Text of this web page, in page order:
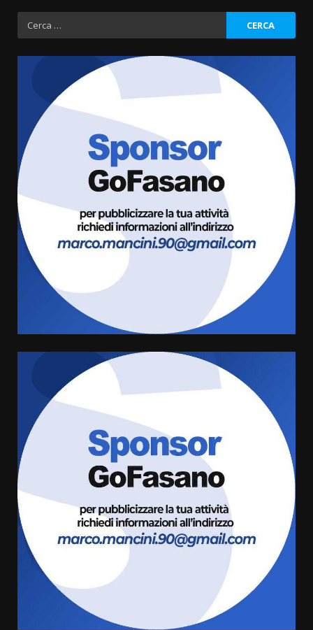
Ricerca
per:
3
Politiche Giovanili e Mobilità
Sostenibile: premiati gli studenti
universitari del bando “La strada
giusta”
8 Agosto 2026 07:15
“I Contestatori: Musica di
Rivoluzione”: nuovo
appuntamento con “Fasano in
Banda”
7 Agosto 2026 06:05
US Fasano, Scianaro: “Profonda
amarezza per esclusione dal
campionato di calcio”
Fasanese ferito a colpi di arma
da fuoco
6 Agosto 2026 18:13
Carta d’identità: continua il piano
di aperture straordinarie del
Comune di Fasano
6 Agosto 2026 14:16
La Banda Città di Fasano apre
ufficialmente la Festa di
Savelletri
8 Agosto 2026 11:00
Savelletri in festa, domani sera
grande spettacolo con Uccio De